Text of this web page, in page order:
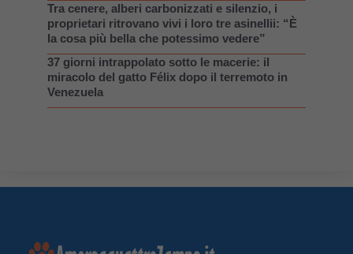
Tra cenere, alberi carbonizzati e silenzio, i
proprietari ritrovano vivi i loro tre asinellii: “È
la cosa più bella che potessimo vedere”
37 giorni intrappolato sotto le macerie: il
miracolo del gatto Félix dopo il terremoto in
Venezuela